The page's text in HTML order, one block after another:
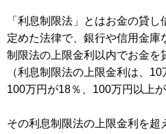
「利息制限法」とはお金の貸
定めた法律で、銀行や信用金庫
制限法の上限金利以内でお金を
（利息制限法の上限金利は、
100万円が18％、100万円以上が
その利息制限法の上限金利を超